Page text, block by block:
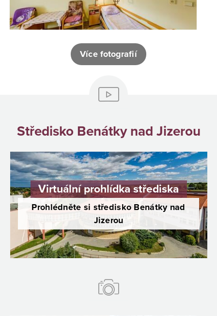
Více fotografií
Středisko Benátky nad Jizerou
Virtuální prohlídka střediska
Prohlédněte si středisko Benátky nad
Jizerou